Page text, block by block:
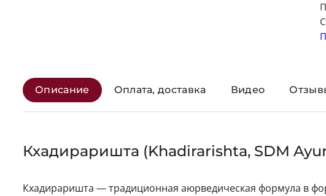
Описание Оплата, доставка Видео
Кхадираришта (Khadirarishta, SDM
Кхадираришта — традиционная аюрведическая формула в